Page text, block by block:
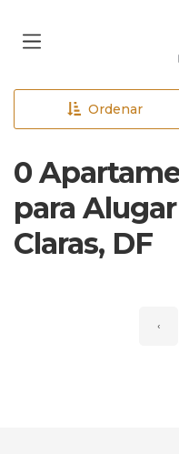
Ordenar
0
para
Claras, DF
‹